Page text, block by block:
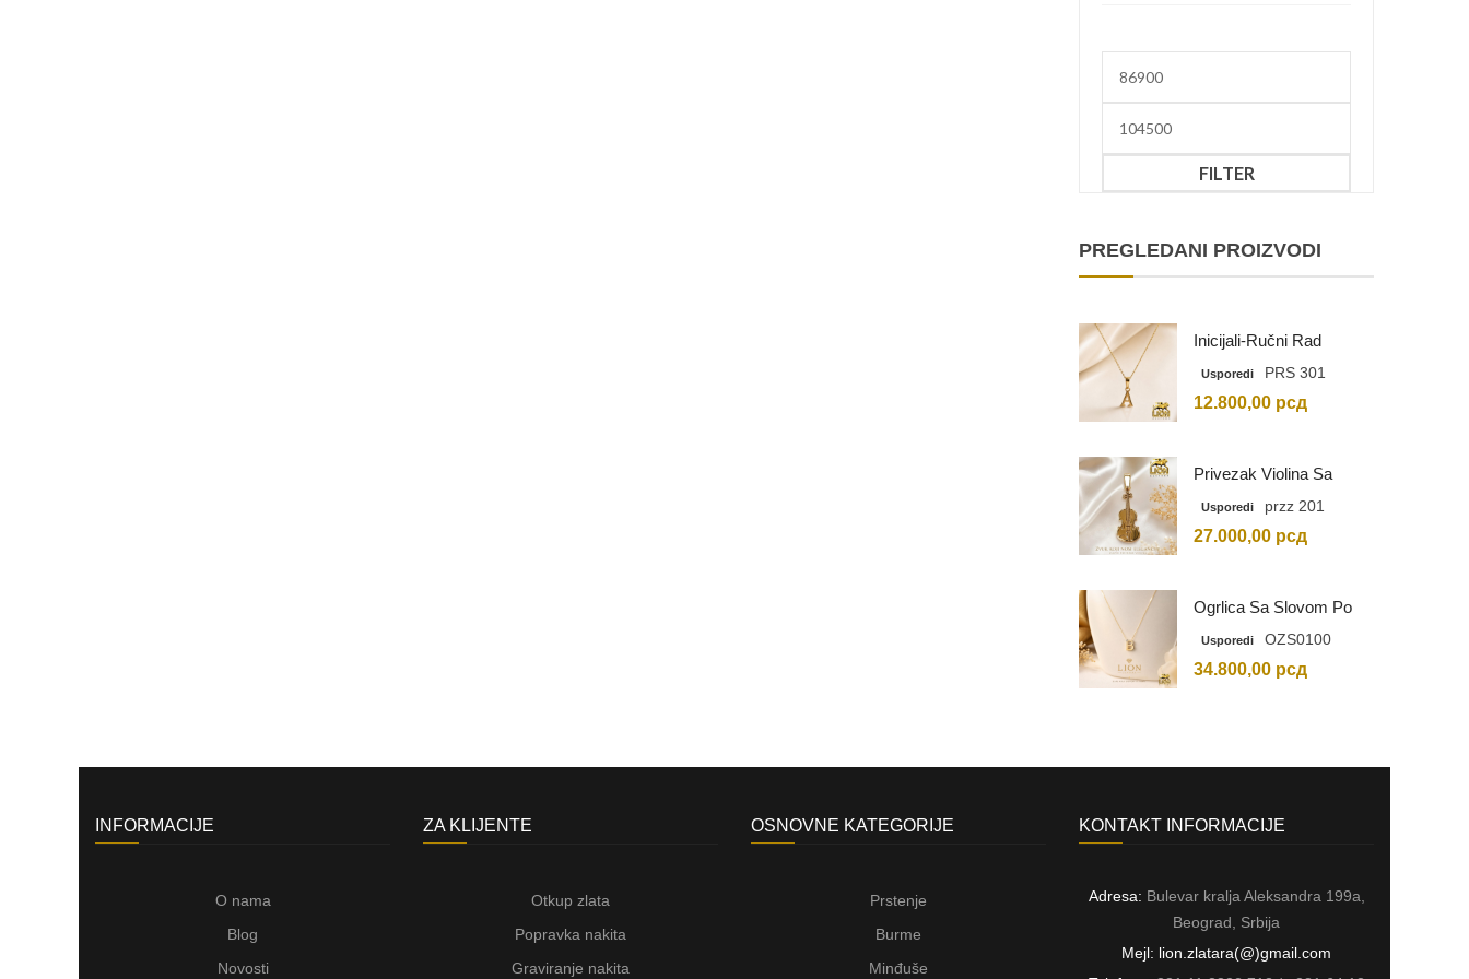
cena
cena
FILTER
PREGLEDANI PROIZVODI
Inicijali-Ručni Rad
Usporedi PRS 301
12.800,00 рсд
Privezak Violina Sa
Graviranim Inicijalima
Usporedi przz 201
27.000,00 рсд
Ogrlica Sa Slovom Po
Vašem Izboru
Usporedi OZS0100
34.800,00 рсд
INFORMACIJE
O nama
Blog
Novosti
ZA KLIJENTE
Otkup zlata
Popravka nakita
Graviranje nakita
OSNOVNE KATEGORIJE
Prstenje
Burme
Minđuše
KONTAKT INFORMACIJE
Adresa: Bulevar kralja Aleksandra 199a,
Beograd, Srbija
Mejl: lion.zlatara(@)gmail.com